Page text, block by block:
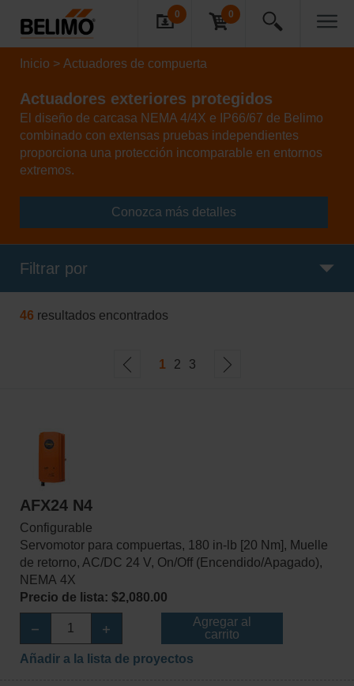
0 0
Inicio Actuadores de compuerta
Actuadores exteriores protegidos
El diseño de carcasa NEMA 4/4X e IP66/67 de Belimo
combinado con extensas pruebas independientes
proporciona una protección incomparable en entornos
extremos.
Conozca más detalles
Filtrar por
46 resultados encontrados
1 2 3
AFX24 N4
Configurable
Servomotor para compuertas, 180 in-lb [20 Nm], Muelle
de retorno, AC/DC 24 V, On/Off (Encendido/Apagado),
NEMA 4X
Precio de lista: $2,080.00
Agregar al
carrito
Añadir a la lista de proyectos